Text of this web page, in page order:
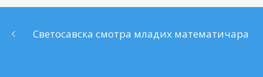
Светосавска смотра младих математичара